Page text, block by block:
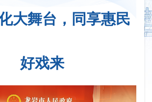
大舞台，同享惠民
好戏来